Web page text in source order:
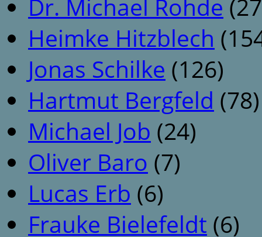
Dr. Michael Rohde
Heimke Hitzblech
Jonas Schilke (126)
Hartmut Bergfeld (78)
Michael Job (24)
Oliver Baro (7)
Lucas Erb (6)
Frauke Bielefeldt (6)